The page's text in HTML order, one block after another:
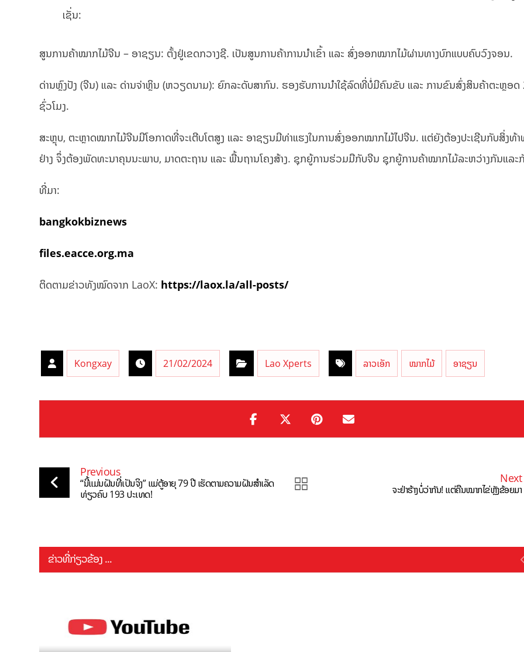
ເຊັ່ນ:
ສູນ​ການ​ຄ້າ​ໝາກ​ໄມ້​ຈີນ – ອາ​ຊຽນ: ຕັ້ງ​ຢູ່​ເຂດ​ກວາງ​ຊີ. ເປັນສູນການຄ້າການນຳເຂົ້າ ແລະ ສົ່ງອອກໝາກໄມ້ຜ່ານທາງບົກແບບຄົບວົງຈອນ.
ດ່ານ​ຫຼົງປັງ (ຈີນ) ແລະ ດ່ານ​ຈ່າຫຼິນ (ຫວຽດ​ນາມ): ຍົກ​ລະ​ດັບ​ສາ​ກົນ. ຮອງຮັບການນຳໃຊ້ລົດທີ່ບໍ່ມີຄົນຂັບ ແລະ ການຂົນສົ່ງສິນຄ້າຕະຫຼອດ
ຊົ່ວໂມງ.
ສະຫຼຸບ, ຕະຫຼາດ​ໝາກ​ໄມ້​ຈີນ​ມີ​ໂອກາດທີ່ຈະ​ເຕີບ​ໂຕ​ສູງ ແລະ ອາ​ຊຽນ​ມີ​ທ່າ​ແຮງ​ໃນ​ການ​ສົ່ງ​ອອກ​ໝາກ​ໄມ້​ໄປ​ຈີນ. ແຕ່ຍັງຕ້ອງປະເຊີນກັບສິ່ງທ້
ຢ່າງ ຈຶ່ງຕ້ອງ​ພັດ​ທະ​ນາ​ຄຸນນະ​ພາບ, ມາດ​ຕະ​ຖານ ແລະ​ ພື້ນ​ຖານ​ໂຄງ​ສ້າງ. ຊຸກຍູ້​ການ​ຮ່ວມ​ມື​ກັບ​ຈີນ ຊຸກຍູ້​ການ​ຄ້າ​ໝາກ​ໄມ້​ລະຫວ່າງ​ກັນແລະ
ທີ່ມາ:
bangkokbiznews
files.eacce.org.ma
ຕິດຕາມຂ່າວທັງໝົດຈາກ LaoX: https://laox.la/all-posts/
Kongxay 21/02/2024 Lao Xperts ລາວເອັກ ໝາກໄມ້ ອາຊຽນ
Previous
“ນີ້ແມ່ນຝັນທີ່ເປັນຈິງ” ແມ່ຕູ້ອາຍຸ 79 ປີ ເຮັດຕາມຄວາມຝັນສຳເລັດ
ທ່ຽວຄົບ 193 ປະເທດ!
Next
ຈະຢ່າຮ້າງບໍ່ວ່າກັນ! ແຕ່ຄືນໝາກໄຂ່ຫຼັງຂ້ອຍມາ
ຂ່າວທີ່ກ່ຽວຂ້ອງ ...